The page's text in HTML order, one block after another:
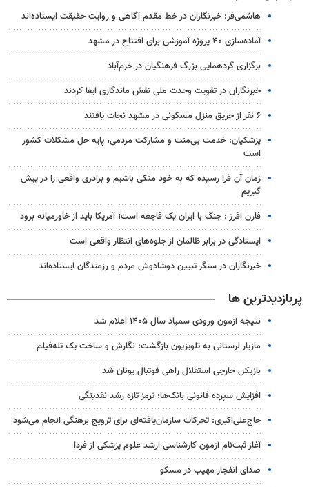
هاشمی‌فر​​​​​​​: خبرنگاران در خط مقدم آگاهی و روایت حقیقت ایستاده‌اند
آماده‌سازی ۴۰ پروژه آموزشی برای افتتاح در مشهد
برگزاری گردهمایی بزرگ فرهنگیان در خرم‌آباد
خبرنگاران در تقویت وحدت ملی نقش ماندگاری ایفا کردند
۶ نفر از حریق منزل مسکونی در مشهد نجات یافتند
پزشکیان: خدمت بی‌منت و مشارکت مردمی، پایه حل مشکلات کشور
است
زمان آن فرا رسیده که به خود متکی باشیم و برادری واقعی را در پیش
گیریم
فارن افرز : جنگ با ایران یک فاجعه است؛ آمریکا باید از خاورمیانه برود
ایستادگی در برابر ظالمان از جلوه‌های انتظار واقعی است
خبرنگاران در سنگر تبیین دوشادوش مردم و رزمندگان ایستاده‌اند
پربازدیدترین ها
نتیجه آزمون ورودی سمپاد سال ۱۴۰۵ اعلام شد
مازیار لرستانی به تلویزیون بازگشت؛ نگارش و ساخت یک تله‌فیلم
بازیکن خارجی استقلال راهی فوتبال یونان شد
افزایش سپرده قانونی بانک‌ها؛ ترمز تازه رشد نقدینگی
حاج‌علی‌اکبری: تحرکات سازمان‌یافته‌ای برای ترویج برهنگی انجام می‌شود
آغاز ثبت‌نام‌ آزمون کارشناسی ارشد علوم پزشکی از فردا
صدای انفجار مهیب در مسکو